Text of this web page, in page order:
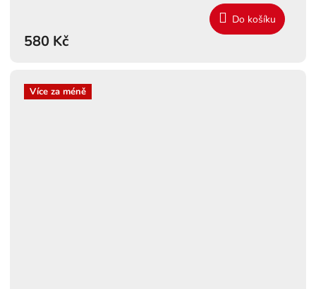
580 Kč
Do košíku
Více za méně